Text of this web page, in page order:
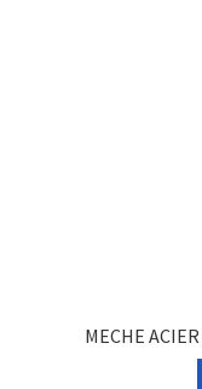
MECHE